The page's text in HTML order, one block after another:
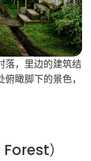
落，里边的建筑结
瞰脚下的景色，
）